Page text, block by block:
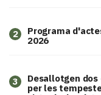
2
Programa
2026
3
​Desallotgen
per les